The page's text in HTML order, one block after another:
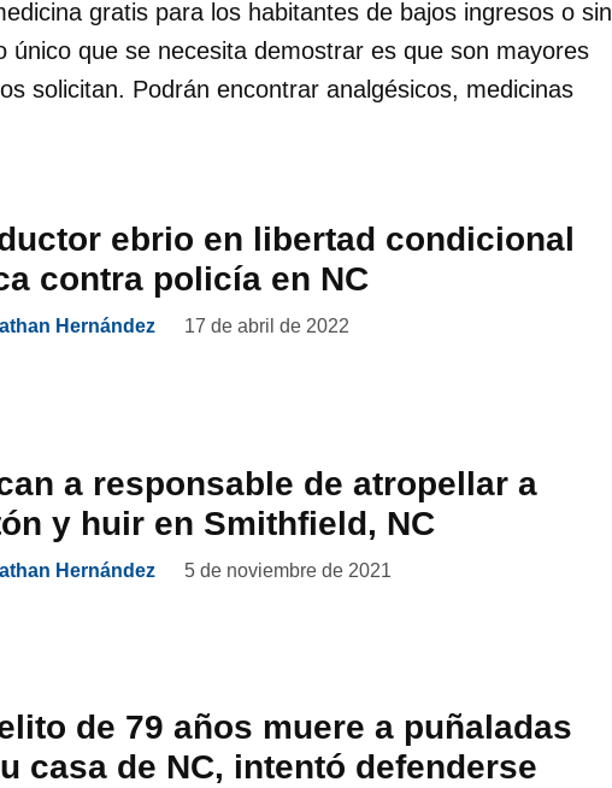
gratis para los habitantes de bajos ingresos o sin
único que se necesita demostrar es que son mayores
solicitan. Podrán encontrar analgésicos, medicinas
ebrio en libertad condicional
contra policía en NC
Hernández 17 de abril de 2022
a responsable de atropellar a
y huir en Smithfield, NC
Hernández 5 de noviembre de 2021
de 79 años muere a puñaladas
casa de NC, intentó defenderse